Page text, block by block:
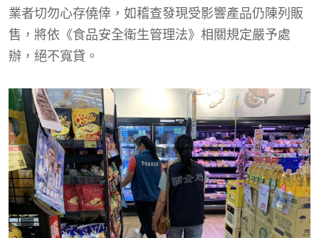
業者切勿心存僥倖，如稽查發現受影響產品仍陳列販
售，將依《食品安全衛生管理法》相關規定嚴予處
辦，絕不寬貸。